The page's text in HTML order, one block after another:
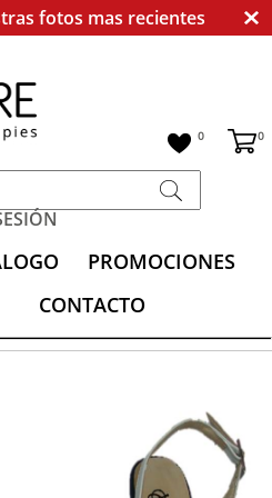
fotos mas recientes
0 0
PROMOCIONES
CONTACTO